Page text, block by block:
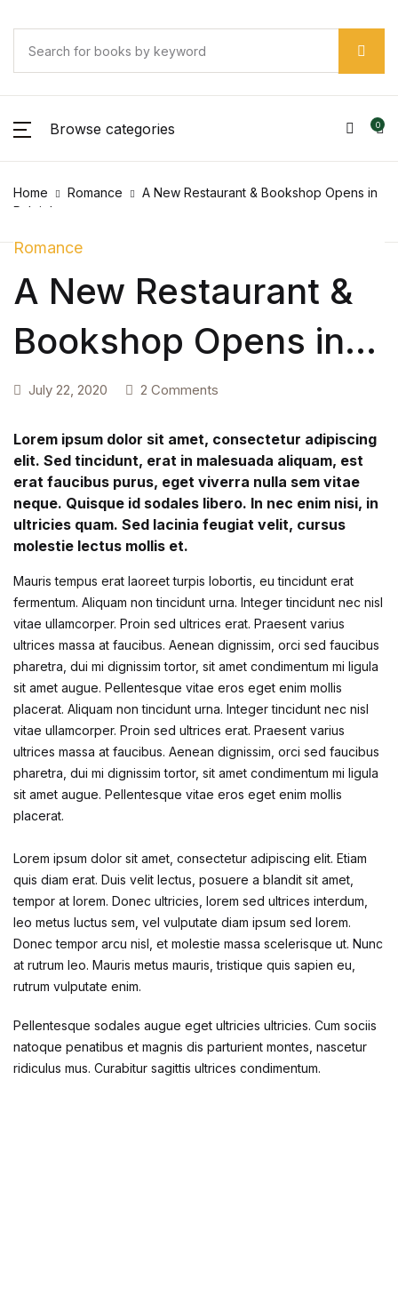
Browse categories 0
Home Romance
A New Restaurant & Bookshop Opens in
Raleigh
Romance
A New Restaurant &
Bookshop Opens in
Raleigh
July 22, 2020 2 Comments
Lorem ipsum dolor sit amet, consectetur adipiscing
elit. Sed tincidunt, erat in malesuada aliquam, est
erat faucibus purus, eget viverra nulla sem vitae
neque. Quisque id sodales libero. In nec enim nisi, in
ultricies quam. Sed lacinia feugiat velit, cursus
molestie lectus mollis et.
Mauris tempus erat laoreet turpis lobortis, eu tincidunt erat
fermentum. Aliquam non tincidunt urna. Integer tincidunt nec nisl
vitae ullamcorper. Proin sed ultrices erat. Praesent varius
ultrices massa at faucibus. Aenean dignissim, orci sed faucibus
pharetra, dui mi dignissim tortor, sit amet condimentum mi ligula
sit amet augue. Pellentesque vitae eros eget enim mollis
placerat. Aliquam non tincidunt urna. Integer tincidunt nec nisl
vitae ullamcorper. Proin sed ultrices erat. Praesent varius
ultrices massa at faucibus. Aenean dignissim, orci sed faucibus
pharetra, dui mi dignissim tortor, sit amet condimentum mi ligula
sit amet augue. Pellentesque vitae eros eget enim mollis
placerat.
Lorem ipsum dolor sit amet, consectetur adipiscing elit. Etiam
quis diam erat. Duis velit lectus, posuere a blandit sit amet,
tempor at lorem. Donec ultricies, lorem sed ultrices interdum,
leo metus luctus sem, vel vulputate diam ipsum sed lorem.
Donec tempor arcu nisl, et molestie massa scelerisque ut. Nunc
at rutrum leo. Mauris metus mauris, tristique quis sapien eu,
rutrum vulputate enim.
Pellentesque sodales augue eget ultricies ultricies. Cum sociis
natoque penatibus et magnis dis parturient montes, nascetur
ridiculus mus. Curabitur sagittis ultrices condimentum.